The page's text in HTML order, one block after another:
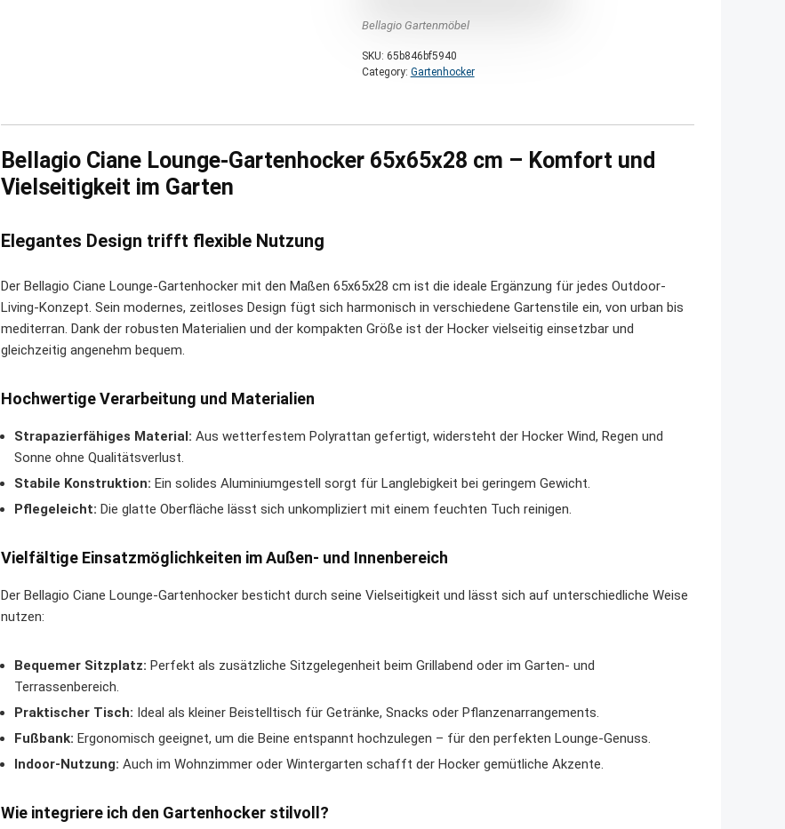
Bellagio Gartenmöbel
SKU: 65b846bf5940
Category: Gartenhocker
Bellagio Ciane Lounge-Gartenhocker 65x65x28 cm – Komfort und
Vielseitigkeit im Garten
Elegantes Design trifft flexible Nutzung
Der Bellagio Ciane Lounge-Gartenhocker mit den Maßen 65x65x28 cm ist die ideale Ergänzung für jedes Outdoor-
Living-Konzept. Sein modernes, zeitloses Design fügt sich harmonisch in verschiedene Gartenstile ein, von urban bis
mediterran. Dank der robusten Materialien und der kompakten Größe ist der Hocker vielseitig einsetzbar und
gleichzeitig angenehm bequem.
Hochwertige Verarbeitung und Materialien
Strapazierfähiges Material: Aus wetterfestem Polyrattan gefertigt, widersteht der Hocker Wind, Regen und
Sonne ohne Qualitätsverlust.
Stabile Konstruktion: Ein solides Aluminiumgestell sorgt für Langlebigkeit bei geringem Gewicht.
Pflegeleicht: Die glatte Oberfläche lässt sich unkompliziert mit einem feuchten Tuch reinigen.
Vielfältige Einsatzmöglichkeiten im Außen- und Innenbereich
Der Bellagio Ciane Lounge-Gartenhocker besticht durch seine Vielseitigkeit und lässt sich auf unterschiedliche Weise
nutzen:
Bequemer Sitzplatz: Perfekt als zusätzliche Sitzgelegenheit beim Grillabend oder im Garten- und
Terrassenbereich.
Praktischer Tisch: Ideal als kleiner Beistelltisch für Getränke, Snacks oder Pflanzenarrangements.
Fußbank: Ergonomisch geeignet, um die Beine entspannt hochzulegen – für den perfekten Lounge-Genuss.
Indoor-Nutzung: Auch im Wohnzimmer oder Wintergarten schafft der Hocker gemütliche Akzente.
Wie integriere ich den Gartenhocker stilvoll?